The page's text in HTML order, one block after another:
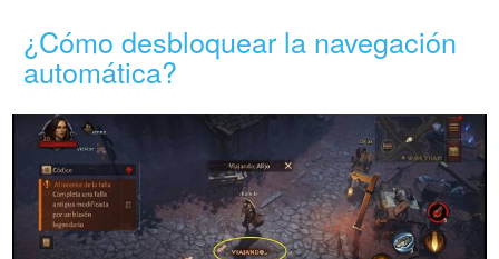
¿Cómo desbloquear la navegación
automática?